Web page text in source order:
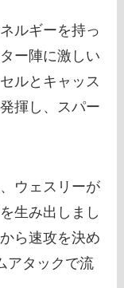
ルギーを持っ
ー陣に激しい
ルとキャッス
揮し、スパー
ウェスリーが
生み出しまし
ら速攻を決め
アタックで流